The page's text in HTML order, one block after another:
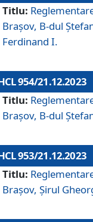
Titlu:
Brașov, B-dul
Ferdinand I.
954/21.12.2023
Titlu:
Brașov, B-dul
953/21.12.2023
Titlu:
Brașov, Șirul